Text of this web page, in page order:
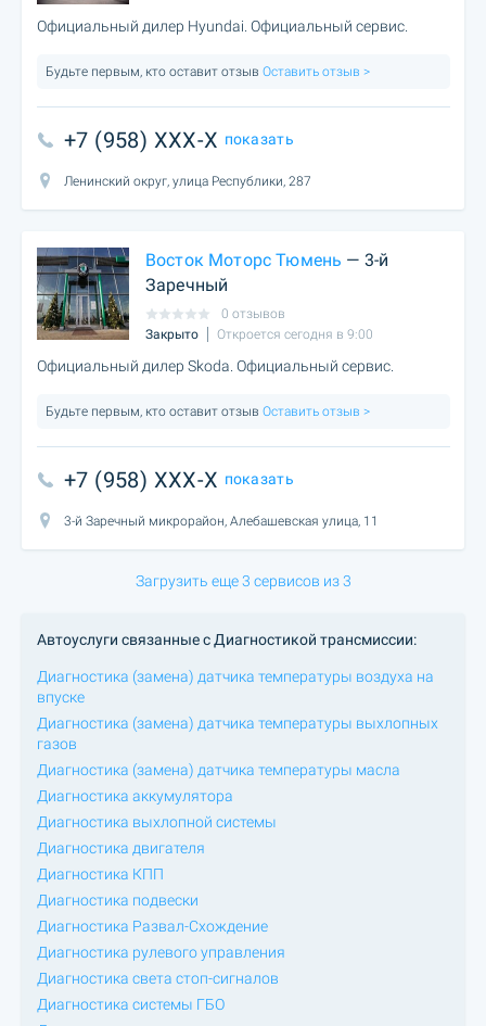
Официальный дилер Hyundai. Официальный сервис.
Будьте первым, кто оставит отзыв Оставить отзыв >
+7 (958) XXX-X показать
Ленинский округ, улица Республики, 287
Восток Моторс Тюмень — 3-й
Заречный
0 отзывов
Закрыто
Откроется сегодня в 9:00
Официальный дилер Skoda. Официальный сервис.
Будьте первым, кто оставит отзыв Оставить отзыв >
+7 (958) XXX-X показать
3-й Заречный микрорайон, Алебашевская улица, 11
Загрузить еще 3 сервисов из 3
Автоуслуги связанные с Диагностикой трансмиссии:
Диагностика (замена) датчика температуры воздуха на
впуске
Диагностика (замена) датчика температуры выхлопных
газов
Диагностика (замена) датчика температуры масла
Диагностика аккумулятора
Диагностика выхлопной системы
Диагностика двигателя
Диагностика КПП
Диагностика подвески
Диагностика Развал-Схождение
Диагностика рулевого управления
Диагностика света стоп-сигналов
Диагностика системы ГБО